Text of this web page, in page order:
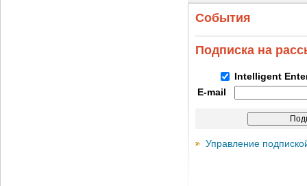
События
Подписка на
Intelligent
E-mail
Управление